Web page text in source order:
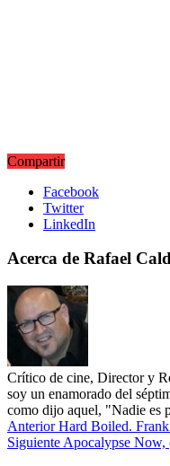
Compartir
Facebook
Twitter
LinkedIn
Acerca de Rafael
Crítico de cine, Director y
soy un enamorado del
como dijo aquel, "Nadie es
AnteriorHard Boiled.
Siguiente Apocalypse Now,